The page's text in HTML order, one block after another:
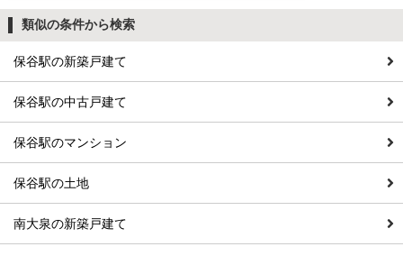
類似の条件から検索
保谷駅の新築戸建て
保谷駅の中古戸建て
保谷駅のマンション
保谷駅の土地
南大泉の新築戸建て